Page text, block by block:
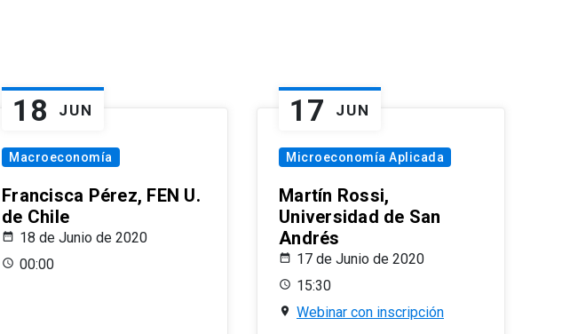
18 JUN
Macroeconomía
Francisca Pérez, FEN U.
de Chile
18 de Junio de 2020
00:00
17 JUN
Microeconomía Aplicada
Martín Rossi,
Universidad de San
Andrés
17 de Junio de 2020
15:30
Webinar con inscripción